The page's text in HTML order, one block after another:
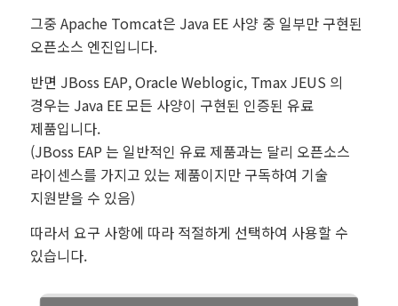
그중 Apache Tomcat은 Java EE 사양 중 일부만 구현된
오픈소스 엔진입니다.
반면 JBoss EAP, Oracle Weblogic, Tmax JEUS 의
경우는 Java EE 모든 사양이 구현된 인증된 유료
제품입니다.
(JBoss EAP 는 일반적인 유료 제품과는 달리 오픈소스
라이센스를 가지고 있는 제품이지만 구독하여 기술
지원받을 수 있음)
따라서 요구 사항에 따라 적절하게 선택하여 사용할 수
있습니다.